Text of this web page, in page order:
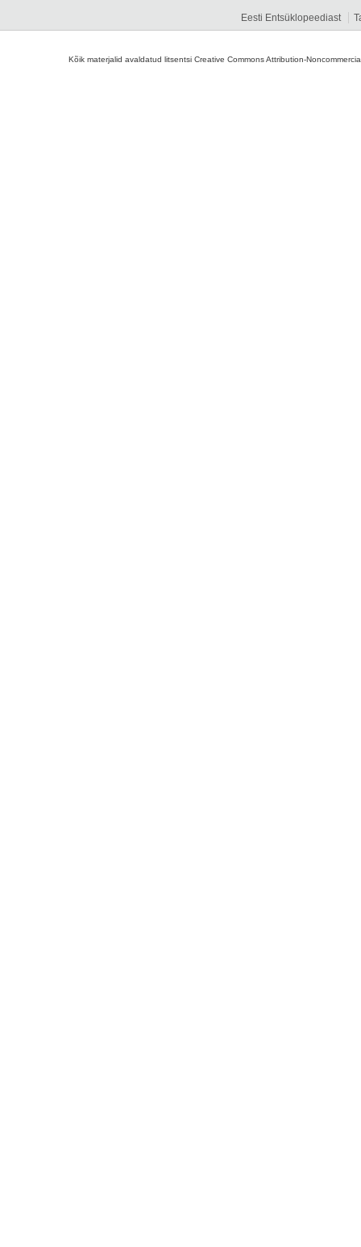
Eesti Entsüklopeediast
Kõik materjalid avaldatud litsentsi Creative Commons Attribution-